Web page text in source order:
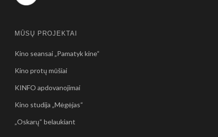
MŪSŲ PROJEKTAI
Kino seansai „Pamatyk kine“
Kino protų mūšiai
KINFO apdovanojimai
Kino studija „Mėgėjas“
„Oskarų“ belaukiant